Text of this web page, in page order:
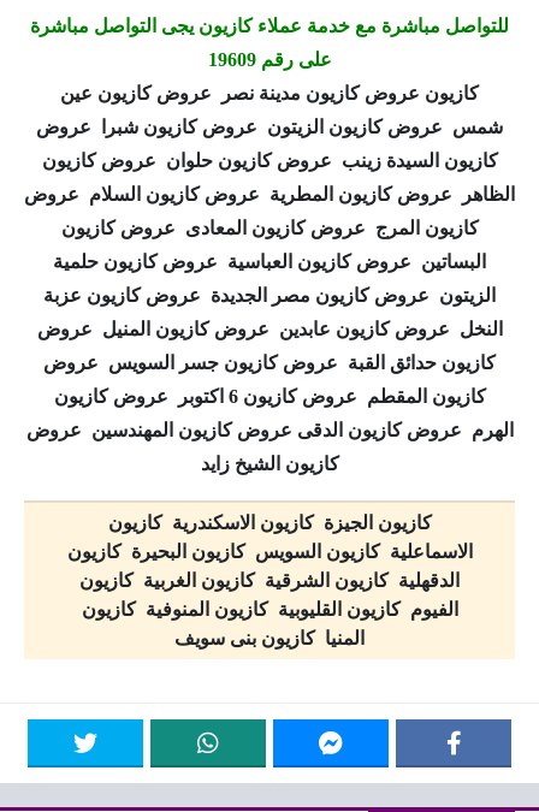
للتواصل مباشرة مع خدمة عملاء كازيون يجى التواصل مباشرة
على رقم 19609
كازيون عروض كازيون مدينة نصر عروض كازيون عين
شمس عروض كازيون الزيتون عروض كازيون شبرا عروض
كازيون السيدة زينب عروض كازيون حلوان عروض كازيون
الظاهر عروض كازيون المطرية عروض كازيون السلام عروض
كازيون المرج عروض كازيون المعادى عروض كازيون
البساتين عروض كازيون العباسية عروض كازيون حلمية
الزيتون عروض كازيون مصر الجديدة عروض كازيون عزبة
النخل عروض كازيون عابدين عروض كازيون المنيل عروض
كازيون حدائق القبة عروض كازيون جسر السويس عروض
كازيون المقطم عروض كازيون 6 اكتوبر عروض كازيون
الهرم عروض كازيون الدقى عروض كازيون المهندسين عروض
كازيون الشيخ زايد
كازيون الجيزة كازيون الاسكندرية كازيون
الاسماعلية كازيون السويس كازيون البحيرة كازيون
الدقهلية كازيون الشرقية كازيون الغربية كازيون
الفيوم كازيون القليوبية كازيون المنوفية كازيون
المنيا كازيون بنى سويف